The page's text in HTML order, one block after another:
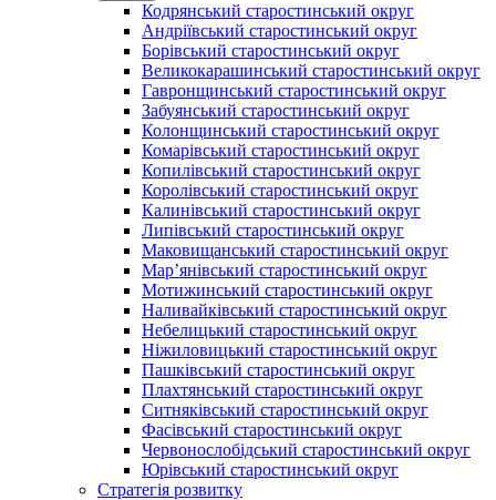
Кодрянський старостинський округ
Андріївський старостинський округ
Борівський старостинський округ
Великокарашинський старостинський округ
Гавронщинський старостинський округ
Забуянський старостинський округ
Колонщинський старостинський округ
Комарівський старостинський округ
Копилівський старостинський округ
Королівський старостинський округ
Калинівський старостинський округ
Липівський старостинський округ
Маковищанський старостинський округ
Мар’янівський старостинський округ
Мотижинський старостинський округ
Наливайківський старостинський округ
Небелицький старостинський округ
Ніжиловицький старостинський округ
Пашківський старостинський округ
Плахтянський старостинський округ
Ситняківський старостинський округ
Фасівський старостинський округ
Червонослобідський старостинський округ
Юрівський старостинський округ
Стратегія розвитку